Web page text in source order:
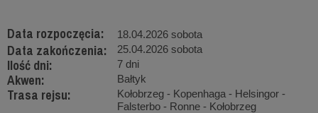
Data rozpoczęcia: 18.04.2026 sobota
Data zakończenia: 25.04.2026 sobota
Ilość dni: 7 dni
Akwen: Bałtyk
Trasa rejsu:
Kołobrzeg - Kopenhaga - Helsingor -
Falsterbo - Ronne - Kołobrzeg